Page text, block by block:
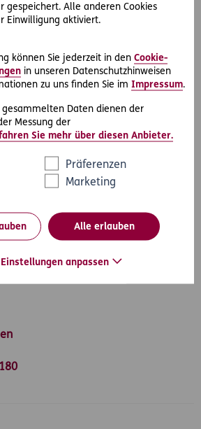
gespeichert. Alle anderen Cookies
Einwilligung aktiviert.
können Sie jederzeit in den Cookie-
in unseren Datenschutzhinweisen
zu uns finden Sie im Impressum.
gesammelten Daten dienen der
Messung der
Sie mehr über diesen Anbieter.
Präferenzen
Marketing
Alle erlauben
anpassen
AG
/ Objekt 3